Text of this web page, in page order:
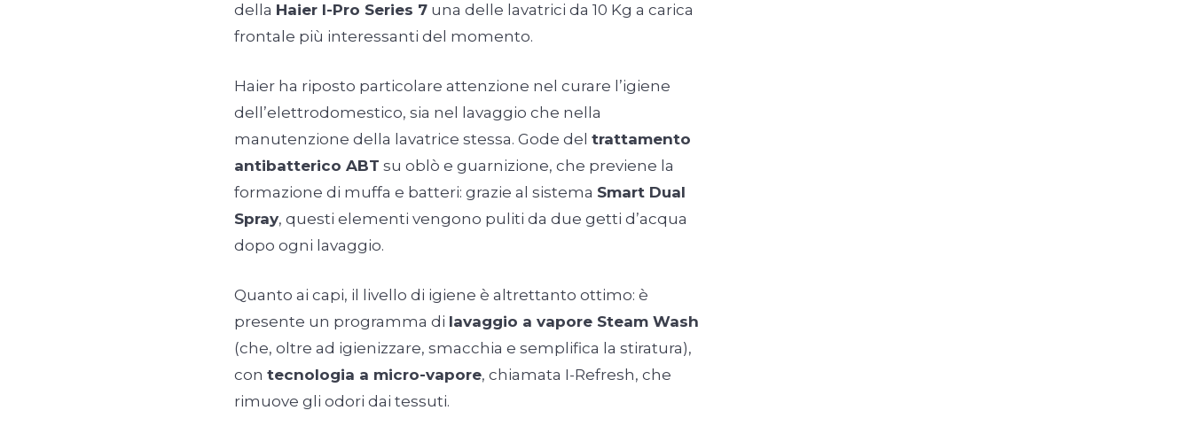
della Haier I-Pro Series 7 una delle lavatrici da 10 Kg a carica
frontale più interessanti del momento.
Haier ha riposto particolare attenzione nel curare l’igiene
dell’elettrodomestico, sia nel lavaggio che nella
manutenzione della lavatrice stessa. Gode del trattamento
antibatterico ABT su oblò e guarnizione, che previene la
formazione di muffa e batteri: grazie al sistema Smart Dual
Spray, questi elementi vengono puliti da due getti d’acqua
dopo ogni lavaggio.
Quanto ai capi, il livello di igiene è altrettanto ottimo: è
presente un programma di lavaggio a vapore Steam Wash
(che, oltre ad igienizzare, smacchia e semplifica la stiratura),
con tecnologia a micro-vapore, chiamata I-Refresh, che
rimuove gli odori dai tessuti.